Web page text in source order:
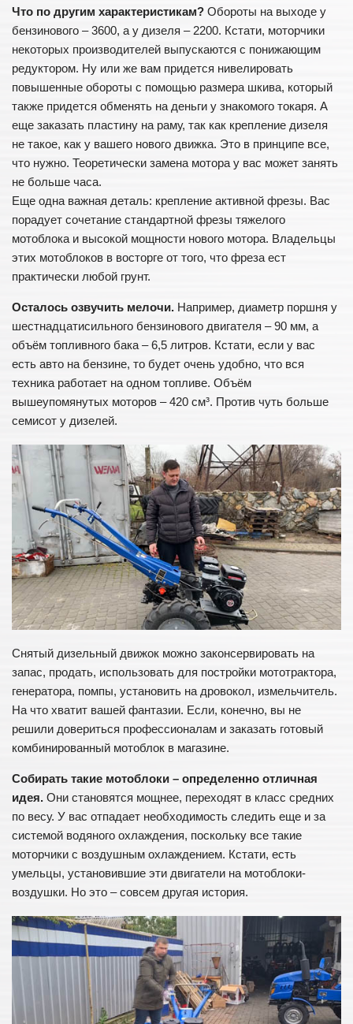
Что по другим характеристикам? Обороты на выходе у
бензинового – 3600, а у дизеля – 2200. Кстати, моторчики
некоторых производителей выпускаются с понижающим
редуктором. Ну или же вам придется нивелировать
повышенные обороты с помощью размера шкива, который
также придется обменять на деньги у знакомого токаря. А
еще заказать пластину на раму, так как крепление дизеля
не такое, как у вашего нового движка. Это в принципе все,
что нужно. Теоретически замена мотора у вас может занять
не больше часа.
Еще одна важная деталь: крепление активной фрезы. Вас
порадует сочетание стандартной фрезы тяжелого
мотоблока и высокой мощности нового мотора. Владельцы
этих мотоблоков в восторге от того, что фреза ест
практически любой грунт.
Осталось озвучить мелочи. Например, диаметр поршня у
шестнадцатисильного бензинового двигателя – 90 мм, а
объём топливного бака – 6,5 литров. Кстати, если у вас
есть авто на бензине, то будет очень удобно, что вся
техника работает на одном топливе. Объём
вышеупомянутых моторов – 420 см³. Против чуть больше
семисот у дизелей.
Снятый дизельный движок можно законсервировать на
запас, продать, использовать для постройки мототрактора,
генератора, помпы, установить на дровокол, измельчитель.
На что хватит вашей фантазии. Если, конечно, вы не
решили довериться профессионалам и заказать готовый
комбинированный мотоблок в магазине.
Собирать такие мотоблоки – определенно отличная
идея. Они становятся мощнее, переходят в класс средних
по весу. У вас отпадает необходимость следить еще и за
системой водяного охлаждения, поскольку все такие
моторчики с воздушным охлаждением. Кстати, есть
умельцы, установившие эти двигатели на мотоблоки-
воздушки. Но это – совсем другая история.